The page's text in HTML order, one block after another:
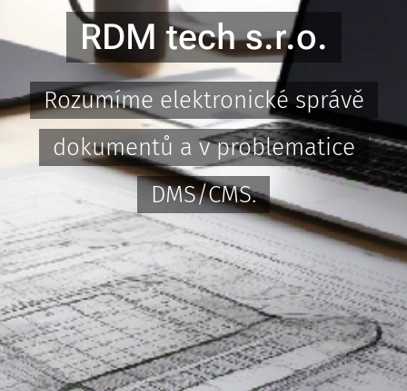
RDM tech s.r.o.
Rozumíme elektronické správě
dokumentů a v problematice
DMS/CMS.